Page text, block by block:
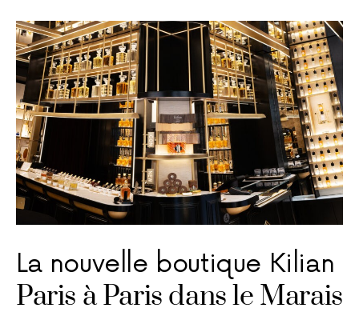
La nouvelle boutique Kilian
Paris à Paris dans le Marais